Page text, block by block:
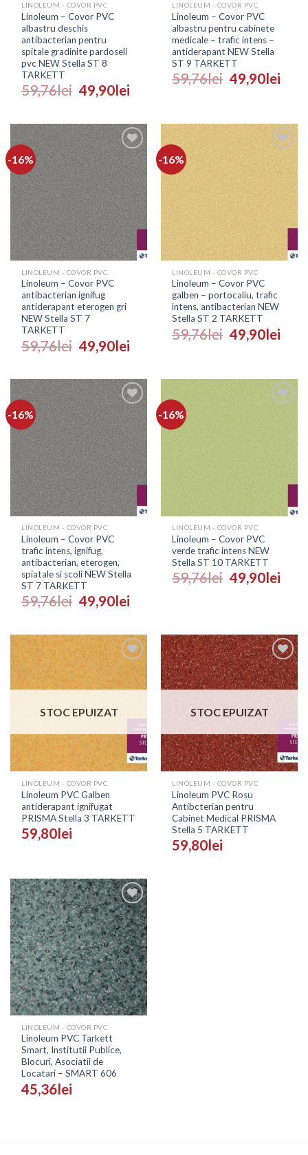
LINOLEUM - COVOR PVC
Linoleum – Covor PVC
albastru deschis
antibacterian pentru
spitale gradinite pardoseli
pvc NEW Stella ST 8
TARKETT
59,76lei 49,90lei
LINOLEUM - COVOR PVC
Linoleum – Covor PVC
albastru pentru cabinete
medicale – trafic intens –
antiderapant NEW Stella
ST 9 TARKETT
59,76lei 49,90lei
-16%
Adaugă
în
Wishlist
LINOLEUM - COVOR PVC
Linoleum – Covor PVC
antibacterian ignifug
antiderapant eterogen gri
NEW Stella ST 7
TARKETT
59,76lei 49,90lei
-16%
Adaugă
în
Wishlist
LINOLEUM - COVOR PVC
Linoleum – Covor PVC
galben – portocaliu, trafic
intens, antibacterian NEW
Stella ST 2 TARKETT
59,76lei 49,90lei
-16%
Adaugă
în
Wishlist
LINOLEUM - COVOR PVC
Linoleum – Covor PVC
trafic intens, ignifug,
antibacterian, eterogen,
spiatale si scoli NEW Stella
ST 7 TARKETT
59,76lei 49,90lei
-16%
Adaugă
Wishlist
LINOLEUM - COVOR PVC
Linoleum – Covor PVC
verde trafic intens NEW
Stella ST 10 TARKETT
59,76lei 49,90lei
Adaugă
în
Wishlist
STOC EPUIZAT
LINOLEUM - COVOR PVC
Linoleum PVC Galben
antiderapant ignifugat
PRISMA Stella 3 TARKETT
59,80lei
Adaugă
în
Wishlist
STOC EPUIZAT
LINOLEUM - COVOR PVC
Linoleum PVC Rosu
Antibcterian pentru
Cabinet Medical PRISMA
Stella 5 TARKETT
59,80lei
Adaugă
în
Wishlist
LINOLEUM - COVOR PVC
Linoleum PVC Tarkett
Smart, Institutii Publice,
Blocuri, Asociatii de
Locatari – SMART 606
45,36lei